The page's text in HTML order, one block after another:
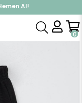
Al!
Üye Ol!
0